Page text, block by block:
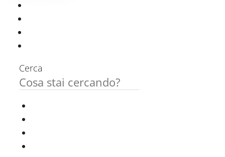
Cerca